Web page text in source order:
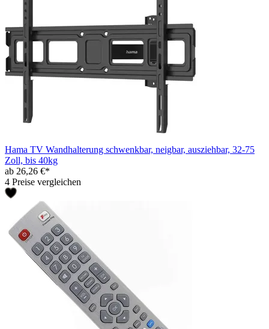
Hama TV Wandhalterung schwenkbar, neigbar, ausziehbar, 32-75
Zoll, bis 40kg
ab 26,26 €*
4 Preise vergleichen